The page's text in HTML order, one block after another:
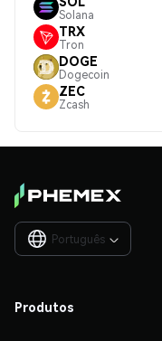
Solana
TRX
Tron
DOGE
Dogecoin
ZEC
Zcash
Português 
Produtos